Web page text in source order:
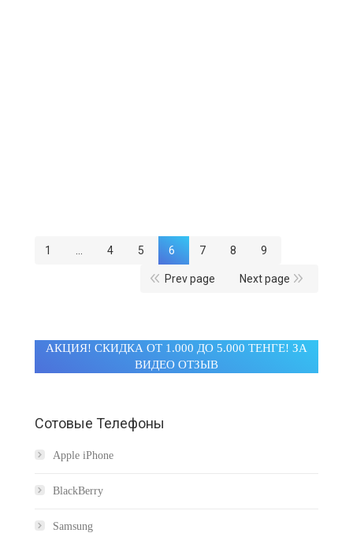
1 4 5 6 7 8 9
Prev page Next page
АКЦИЯ! СКИДКА ОТ 1.000 ДО 5.000 ТЕНГЕ! ЗА
ИДЕО ОТЗЫ
Сотовые Телефоны
Apple iPhone
BlackBerry
Samsung